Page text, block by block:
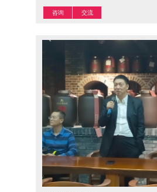

咨询 交流